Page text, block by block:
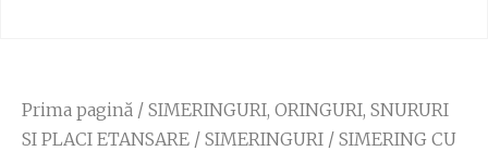
Prima pagină / SIMERINGURI, ORINGURI, SNURURI
SI PLACI ETANSARE / SIMERINGURI / SIMERING CU